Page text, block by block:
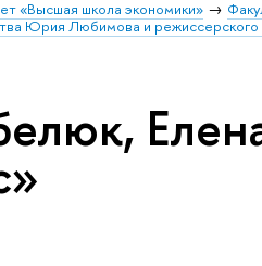
«Высшая школа экономики»
Юрия Любимова и режиссерского